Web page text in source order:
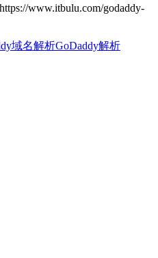
www.itbulu.com/godaddy-
域名解析GoDaddy解析